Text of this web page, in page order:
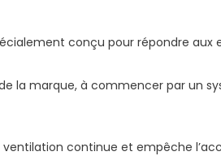
conçu pour répondre aux
la marque, à commencer par
continue et empêche